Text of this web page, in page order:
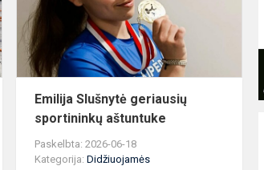
irklavimo
varžybose
Emilija Slušnytė geriausių
sportininkų aštuntuke
Paskelbta: 2026-06-18
Kategorija:Didžiuojamės